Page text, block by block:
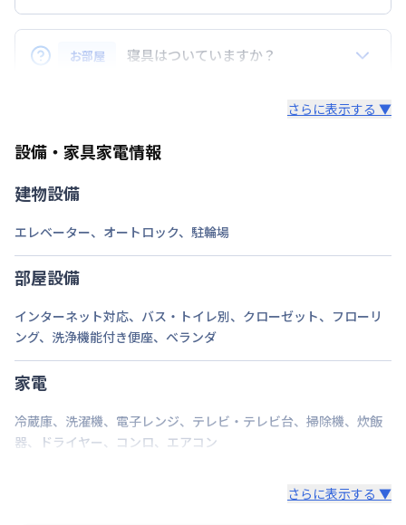
駐車場
※敷地内駐車場をご利用希望の場合は駐車場料金550円/日が掛か
さい。
はい。安心サポートへの加入は必須となります。料金
プランでは清掃料欄に期間によって設定されている費
用が含まれて表示されています。
ロング（210日〜365日未満）：7,700円/回
ショート（30日〜90日未満）：2,200円/回
お部屋 寝具はついていますか？
年用）8,800円（初回）
ご自身でご用意いただき持ち込みも可能です。
さらに表示する ▼
設備・家具家電情報
建物設備
エレベーター、 オートロック、 駐輪場
部屋設備
インターネット対応、 バス・トイレ別、 クローゼット、 フローリ
ング、 洗浄機能付き便座、 ベランダ
家電
冷蔵庫、 洗濯機、 電子レンジ、 テレビ・テレビ台、 掃除機、 炊飯
器、 ドライヤー、 コンロ、 エアコン
さらに表示する ▼